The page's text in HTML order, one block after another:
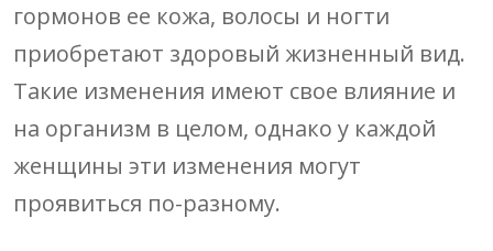
гормонов ее кожа, волосы и ногти
приобретают здоровый жизненный вид.
Такие изменения имеют свое влияние и
на организм в целом, однако у каждой
женщины эти изменения могут
проявиться по-разному.